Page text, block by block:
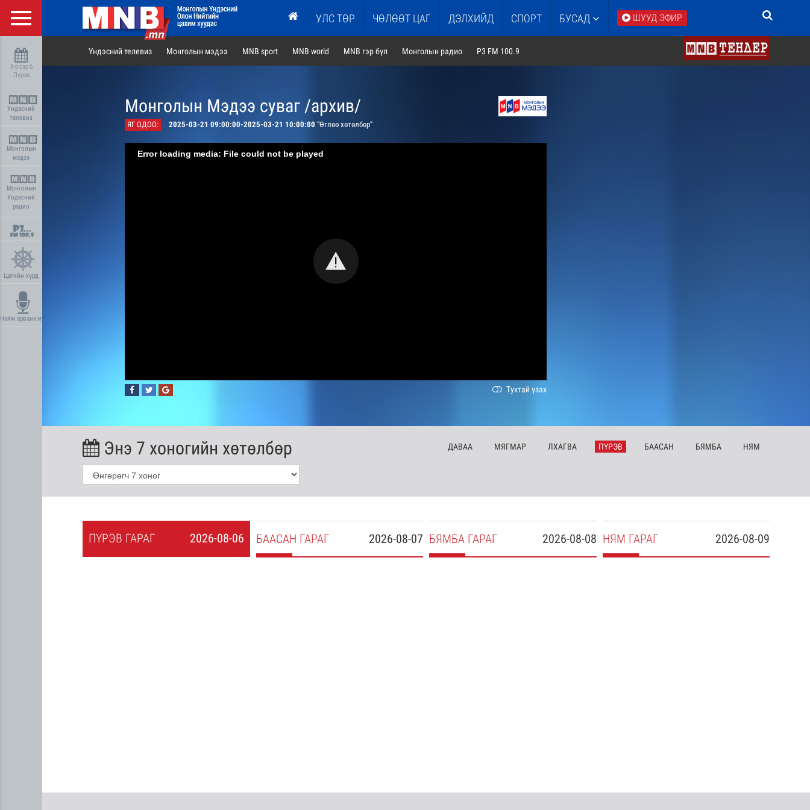
УЛС ТӨР ЧӨЛӨӨТ ЦАГ ДЭЛХИЙД СПОРТ БУСАД ШУУД ЭФИР
8-р сар 6
Пүрэв
Үндэсний
телевиз
Монголын
мэдээ
Монголын
Үндэсний
радио
Цагийн хүрд
Найм арваннэг
Үндэсний телевиз Монголын мэдээ MNB sport MNB world MNB гэр бүл Монголын радио P3 FM 100.9
Монголын Мэдээ суваг /архив/
ЯГ ОДОО: 2025-03-21 09:00:00-2025-03-21 10:00:00 “Өглөө хөтөлбөр”
Error loading media: File could not be played
Тухтай үзэх
Энэ 7 хоногийн хөтөлбөр ДАВАА МЯГМАР ЛХАГВА ПҮРЭВ БААСАН БЯМБА НЯМ
2026-08-06
ПҮРЭВ ГАРАГ 2026-08-07
БААСАН ГАРАГ 2026-08-08
БЯМБА ГАРАГ 2026-08-09
НЯМ ГАРАГ